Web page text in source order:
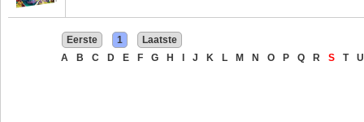
Eerste 1
Laatste
A
B C D E F G H J K L M N O P Q R S T U